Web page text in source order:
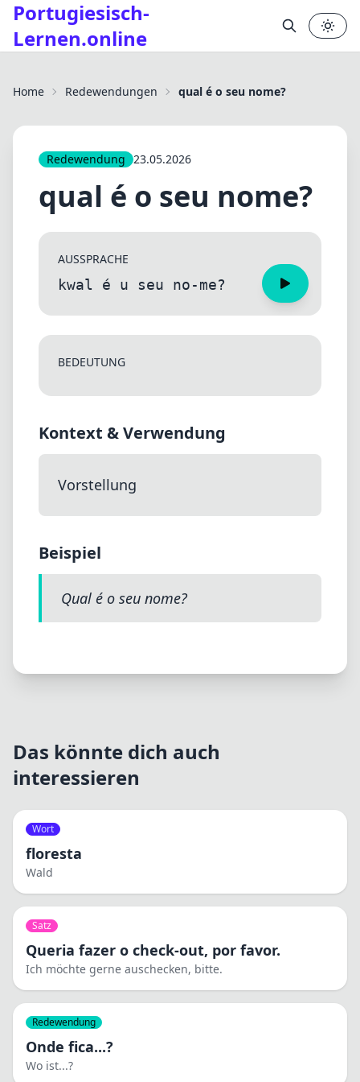
Portugiesisch-
Lernen.online
Home Redewendungen qual é o seu nome?
Redewendung 23.05.2026
qual é o seu nome?
AUSSPRACHE
kwal é u seu no-me?
BEDEUTUNG
Kontext & Verwendung
Vorstellung
Beispiel
Qual é o seu nome?
Das könnte dich auch
interessieren
Wort
floresta
Wald
Satz
Queria fazer o check-out, por favor.
Ich möchte gerne auschecken, bitte.
Redewendung
Onde fica...?
Wo ist...?